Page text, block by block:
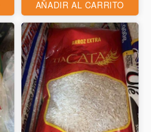
AÑADIR AL CARRITO